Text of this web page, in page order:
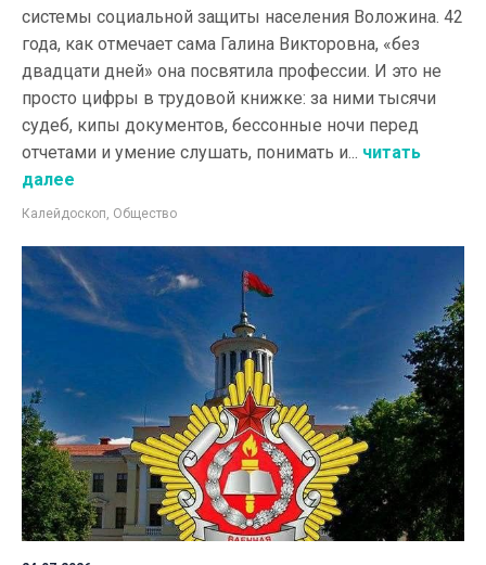
системы социальной защиты населения Воложина. 42
года, как отмечает сама Галина Викторовна, «без
двадцати дней» она посвятила профессии. И это не
просто цифры в трудовой книжке: за ними тысячи
судеб, кипы документов, бессонные ночи перед
отчетами и умение слушать, понимать и... читать
далее
Калейдоскоп, Общество